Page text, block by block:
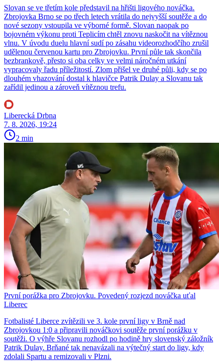
Slovan se ve třetím kole představil na hřišti ligového nováčka.
Zbrojovka Brno se po třech letech vrátila do nejvyšší soutěže a do
nové sezony vstoupila ve výborné formě. Slovan naopak po
bojovném výkonu proti Teplicím chtěl znovu naskočit na vítěznou
vlnu. V úvodu duelu hlavní sudí po zásahu videorozhodčího zrušil
udělenou červenou kartu pro Zbrojovku. První půle tak skončila
bezbrankově, přesto si oba celky ve velmi náročném utkání
vypracovaly řadu příležitostí. Zlom přišel ve druhé půli, kdy se po
dlouhém vhazování dostal k hlavičce Patrik Dulay a Slovanu tak
zařídil jedinou a zároveň vítěznou trefu.
Liberecká Drbna
7. 8. 2026, 19:24
2 min
První porážka pro Zbrojovku. Povedený rozjezd nováčka uťal
Liberec
Fotbalisté Liberce zvítězili ve 3. kole první ligy v Brně nad
Zbrojovkou 1:0 a připravili nováčkovi soutěže první porážku v
soutěži. O výhře Slovanu rozhodl po hodině hry slovenský záložník
Patrik Dulay. Brňané tak nenavázali na výtečný start do ligy, kdy
zdolali Spartu a remizovali v Plzni.